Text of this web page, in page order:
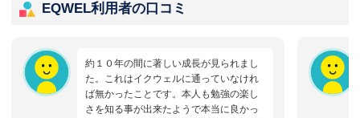
EQWEL利用者の口コミ
約１０年の間に著しい成長が見られまし
た。これはイクウェルに通っていなけれ
ば無かったことです。本人も勉強の楽し
さを知る事が出来たようで本当に良かっ